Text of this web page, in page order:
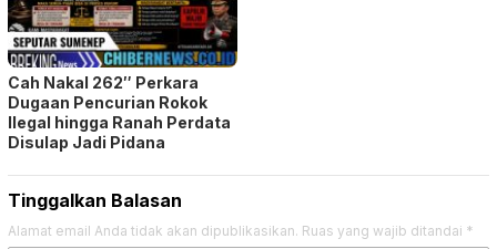
Cah Nakal 262″ Perkara
Dugaan Pencurian Rokok
Ilegal hingga Ranah Perdata
Disulap Jadi Pidana
Tinggalkan Balasan
Alamat email Anda tidak akan dipublikasikan. Ruas yang wajib ditandai *